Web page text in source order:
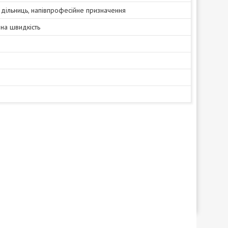
напівпрофесійне призначення
швидкість